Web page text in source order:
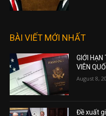
BÀI VIẾT MỚI NHẤT
GIỚI HẠN
VIÊN
August 8,
Đề xuất